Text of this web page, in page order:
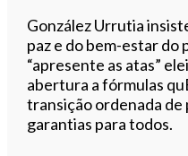
González Urrutia
paz e do bem-estar do
“apresente as atas”
abertura a fórmulas
transição ordenada de
garantias para todos.